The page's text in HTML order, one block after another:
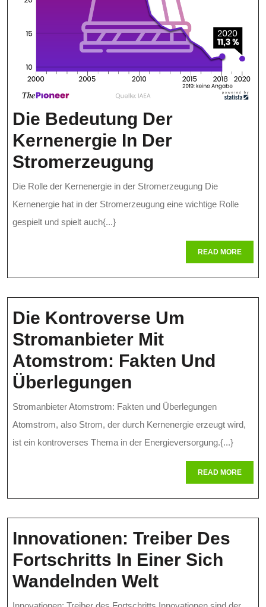
Die Bedeutung Der
Kernenergie In Der
Stromerzeugung
Bedeutung
Der
Die Rolle der Kernenergie in der Stromerzeugung Die
Kernenergie hat in der Stromerzeugung eine wichtige Rolle
gespielt und spielt auch{...}
READ MOREREAD
MORE
Die Kontroverse Um
Stromanbieter Mit
Atomstrom: Fakten Und
Überlegungen
Kontroverse
Um
Stromanbieter
Atomstrom:
Und
Überlegungen
Stromanbieter Atomstrom: Fakten und Überlegungen
Atomstrom, also Strom, der durch Kernenergie erzeugt wird,
ist ein kontroverses Thema in der Energieversorgung.{...}
READ MOREREAD
MORE
Innovationen: Treiber Des
Fortschritts In Einer Sich
Wandelnden Welt
Treiber